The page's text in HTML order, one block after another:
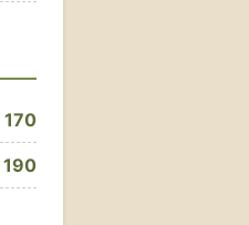
170
190